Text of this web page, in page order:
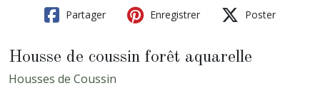
Partager Enregistrer Poster
Housse de coussin forêt aquarelle
Housses de Coussin